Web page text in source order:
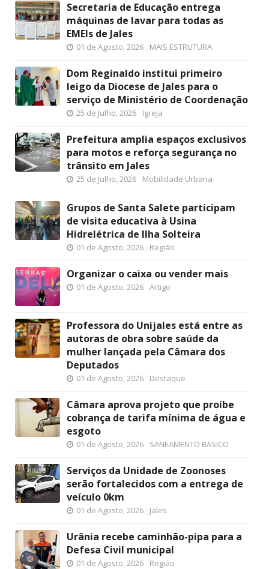
Secretaria de Educação entrega
máquinas de lavar para todas as
EMEIs de Jales
01 de Agosto, 2026 MAIS ESTRUTURA
Dom Reginaldo institui primeiro
leigo da Diocese de Jales para o
serviço de Ministério de Coordenação
25 de Julho, 2026 Igreja
Prefeitura amplia espaços exclusivos
para motos e reforça segurança no
trânsito em Jales
25 de Julho, 2026 Mobilidade Urbana
Grupos de Santa Salete participam
de visita educativa à Usina
Hidrelétrica de Ilha Solteira
01 de Agosto, 2026 Região
Organizar o caixa ou vender mais
01 de Agosto, 2026 Artigo
Professora do Unijales está entre as
autoras de obra sobre saúde da
mulher lançada pela Câmara dos
Deputados
01 de Agosto, 2026 Destaque
Câmara aprova projeto que proíbe
cobrança de tarifa mínima de água e
esgoto
01 de Agosto, 2026 SANEAMENTO BASICO
Serviços da Unidade de Zoonoses
serão fortalecidos com a entrega de
veículo 0km
01 de Agosto, 2026 Jales
Urânia recebe caminhão-pipa para a
Defesa Civil municipal
01 de Agosto, 2026 Região